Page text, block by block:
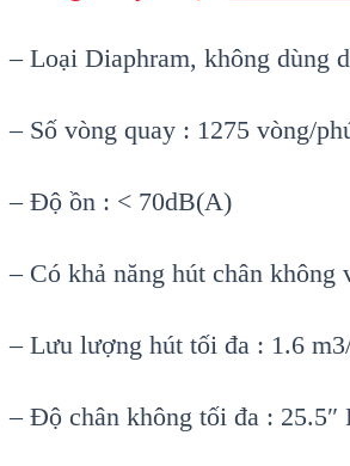
– Loại Diaphram, không dùng
– Số vòng quay : 1275 vòng/
– Độ ồn : < 70dB(A)
– Có khả năng hút chân không
– Lưu lượng hút tối đa : 1.6
– Độ chân không tối đa : 25.5″